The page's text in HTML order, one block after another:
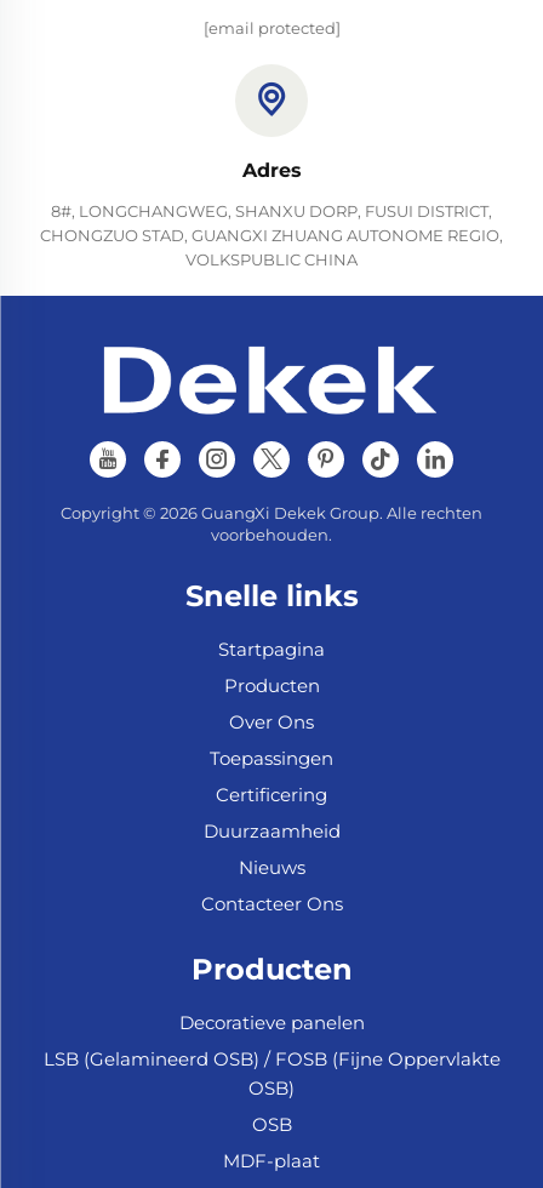
[email protected]
Adres
8#, LONGCHANGWEG, SHANXU DORP, FUSUI DISTRICT,
CHONGZUO STAD, GUANGXI ZHUANG AUTONOME REGIO,
VOLKSPUBLIC CHINA
Copyright © 2026 GuangXi Dekek Group. Alle rechten
voorbehouden.
Snelle links
Startpagina
Producten
Over Ons
Toepassingen
Certificering
Duurzaamheid
Nieuws
Contacteer Ons
Producten
Decoratieve panelen
LSB (Gelamineerd OSB) / FOSB (Fijne Oppervlakte
OSB)
OSB
MDF-plaat